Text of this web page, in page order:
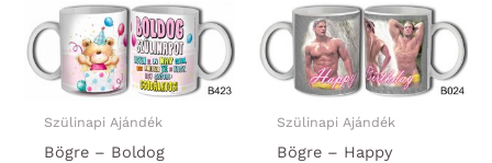
Szülinapi Ajándék
Bögre – Boldog
Szülinapi Ajándék
Bögre – Happy